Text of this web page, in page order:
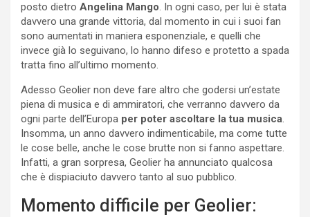
posto dietro Angelina Mango. In ogni caso, per lui è stata
davvero una grande vittoria, dal momento in cui i suoi fan
sono aumentati in maniera esponenziale, e quelli che
invece già lo seguivano, lo hanno difeso e protetto a spada
tratta fino all’ultimo momento.
Adesso Geolier non deve fare altro che godersi un’estate
piena di musica e di ammiratori, che verranno davvero da
ogni parte dell’Europa per poter ascoltare la tua musica.
Insomma, un anno davvero indimenticabile, ma come tutte
le cose belle, anche le cose brutte non si fanno aspettare.
Infatti, a gran sorpresa, Geolier ha annunciato qualcosa
che è dispiaciuto davvero tanto al suo pubblico.
Momento difficile per Geolier: